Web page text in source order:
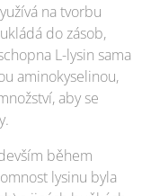
na tvorbu
do zásob,
L-lysin sama
aminokyselinou,
aby se
během
lysinu byla